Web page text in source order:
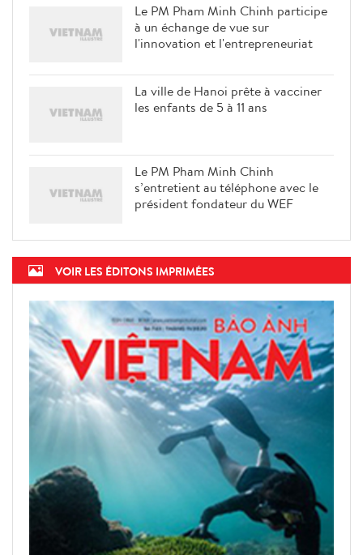
Le PM Pham Minh Chinh participe
à un échange de vue sur
l'innovation et l'entrepreneuriat
La ville de Hanoi prête à vacciner
les enfants de 5 à 11 ans
Le PM Pham Minh Chinh
s’entretient au téléphone avec le
président fondateur du WEF
VOIR LES ÉDITONS IMPRIMÉES